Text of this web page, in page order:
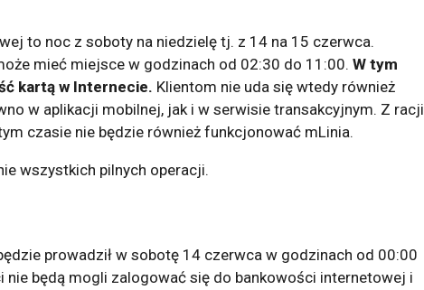
to noc z soboty na niedzielę tj. z 14 na 15 czerwca.
mieć miejsce w godzinach od 02:30 do 11:00. W tym
kartą w Internecie. Klientom nie uda się wtedy również
w aplikacji mobilnej, jak i w serwisie transakcyjnym. Z racji
czasie nie będzie również funkcjonować mLinia.
wszystkich pilnych operacji.
prowadził w sobotę 14 czerwca w godzinach od 00:00
nie będą mogli zalogować się do bankowości internetowej i